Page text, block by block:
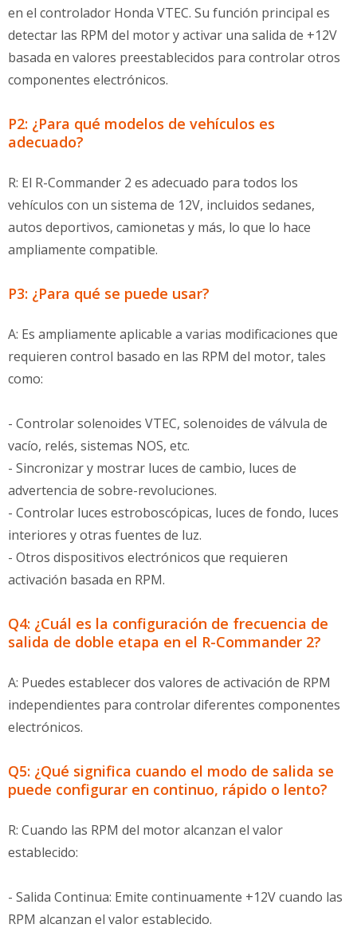
en el controlador Honda VTEC. Su función principal es
detectar las RPM del motor y activar una salida de +12V
basada en valores preestablecidos para controlar otros
componentes electrónicos.
P2: ¿Para qué modelos de vehículos es
adecuado?
R: El R-Commander 2 es adecuado para todos los
vehículos con un sistema de 12V, incluidos sedanes,
autos deportivos, camionetas y más, lo que lo hace
ampliamente compatible.
P3: ¿Para qué se puede usar?
A: Es ampliamente aplicable a varias modificaciones que
requieren control basado en las RPM del motor, tales
como:
- Controlar solenoides VTEC, solenoides de válvula de
vacío, relés, sistemas NOS, etc.
- Sincronizar y mostrar luces de cambio, luces de
advertencia de sobre-revoluciones.
- Controlar luces estroboscópicas, luces de fondo, luces
interiores y otras fuentes de luz.
- Otros dispositivos electrónicos que requieren
activación basada en RPM.
Q4: ¿Cuál es la configuración de frecuencia de
salida de doble etapa en el R-Commander 2?
A: Puedes establecer dos valores de activación de RPM
independientes para controlar diferentes componentes
electrónicos.
Q5: ¿Qué significa cuando el modo de salida se
puede configurar en continuo, rápido o lento?
R: Cuando las RPM del motor alcanzan el valor
establecido:
- Salida Continua: Emite continuamente +12V cuando las
RPM alcanzan el valor establecido.